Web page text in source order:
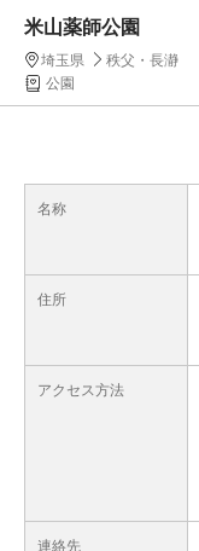
米山薬師公園
埼玉県
秩父・長瀞
公園
名称
住所
アクセス方法
連絡先